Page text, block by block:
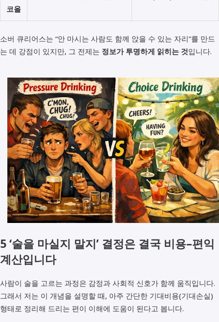
코올
소버 큐리어스는 “안 마시는 사람도 함께 앉을 수 있는 자리”를 만드
는 데 강점이 있지만, 그 전제는 정보가 투명하게 읽히는 것입니다.
5 ‘술을 마실지 말지’ 결정은 결국 비용–편익
계산입니다
사람이 술을 고르는 과정은 감정과 사회적 신호가 함께 움직입니다.
그래서 저는 이 개념을 설명할 때, 아주 간단한 기대비용(기대손실)
형태로 정리해 드리는 편이 이해에 도움이 된다고 봅니다.